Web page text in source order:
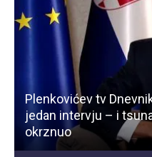
Plenkovićev tv
jedan intervju – i
okrznuo